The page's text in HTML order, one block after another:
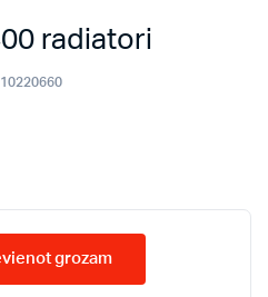
radiatori
10220660
grozam